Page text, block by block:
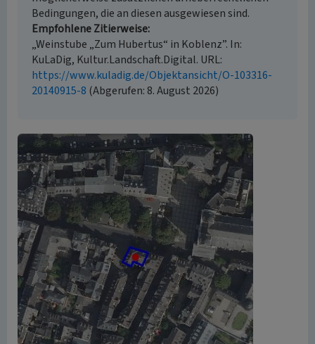
Bedingungen, die an diesen ausgewiesen sind.
Empfohlene Zitierweise
„Weinstube „Zum Hubertus“ in Koblenz”. In:
KuLaDig, Kultur.Landschaft.Digital. URL:
https://www.kuladig.de/Objektansicht/O-103316-
20140915-8 (Abgerufen: 8. August 2026)